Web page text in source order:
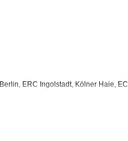
ERC Ingolstadt, Kölner Haie, EC